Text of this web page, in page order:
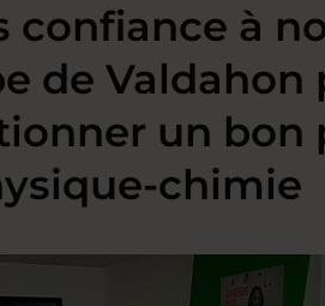
confiance à
de Valdahon
un bon
chimie